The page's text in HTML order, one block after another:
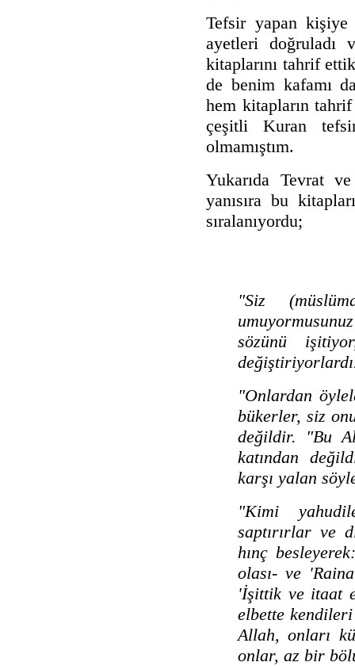
Tefsir yapan
ayetleri doğruladı
kitaplarını tahrif
de benim kafamı
hem kitapların
çeşitli Kuran
olmamıştım.
Yukarıda Tevrat
yanısıra bu
sıralanıyordu;
"Siz
sözünü
"Onlardan
bükerler, siz
değildir. "Bu
katından
karşı yalan
"Kimi
saptırırlar ve
hınç
olası- ve
'İşittik ve itaat
elbette
Allah, onları
onlar, az bir